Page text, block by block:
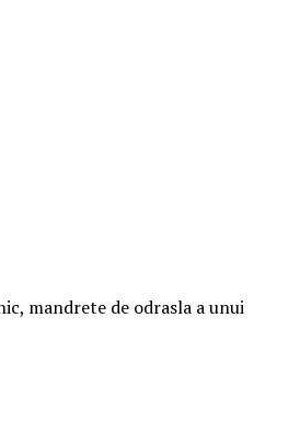
mandrete de odrasla a unui